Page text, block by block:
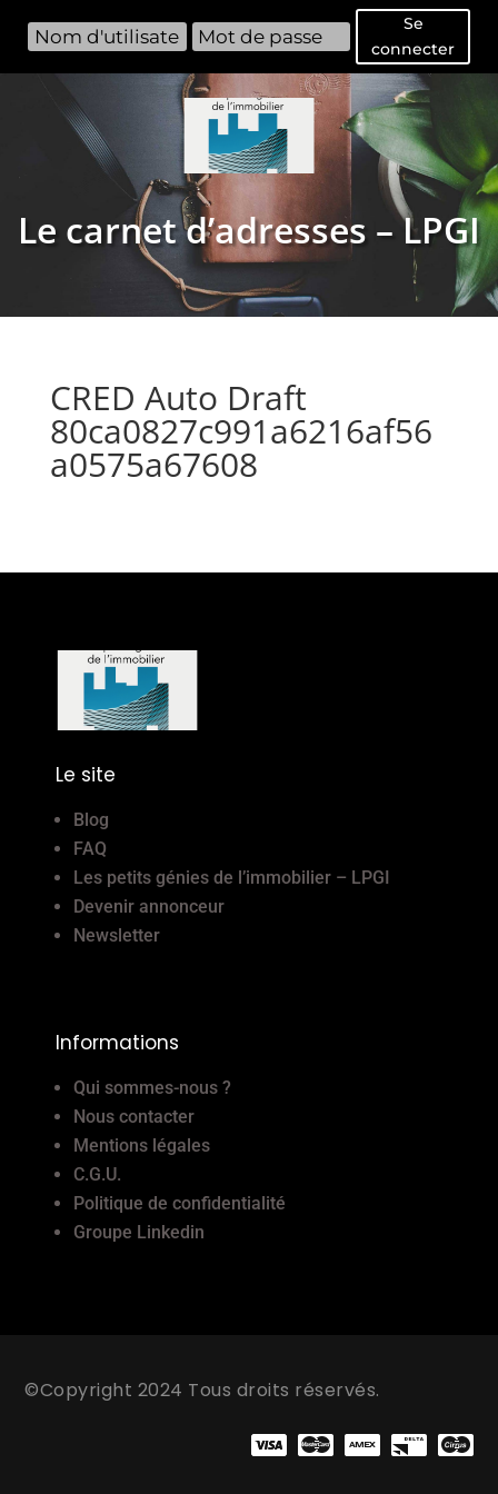
Se
connecter
Le carnet d’adresses – LPGI
CRED Auto Draft
80ca0827c991a6216af56
a0575a67608
Le site
Blog
FAQ
Les petits génies de l’immobilier – LPGI
Devenir annonceur
Newsletter
Informations
Qui sommes-nous ?
Nous contacter
Mentions légales
C.G.U.
Politique de confidentialité
Groupe Linkedin
©Copyright 2024 Tous droits réservés.